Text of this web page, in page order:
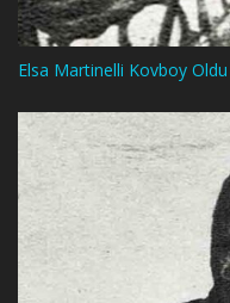
Elsa Martinelli Kovboy Oldu